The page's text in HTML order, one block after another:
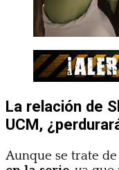
La relación de
UCM,
Aunque se trate de